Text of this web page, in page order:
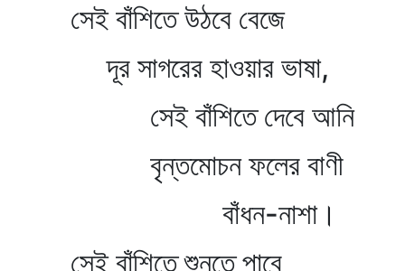
সেই বাঁশিতে উঠবে বেজে
দূর সাগরের হাওয়ার ভাষা,
সেই বাঁশিতে দেবে আনি
বৃন্তমোচন ফলের বাণী
বাঁধন-নাশা।
সেই বাঁশিতে শুনতে পাবে